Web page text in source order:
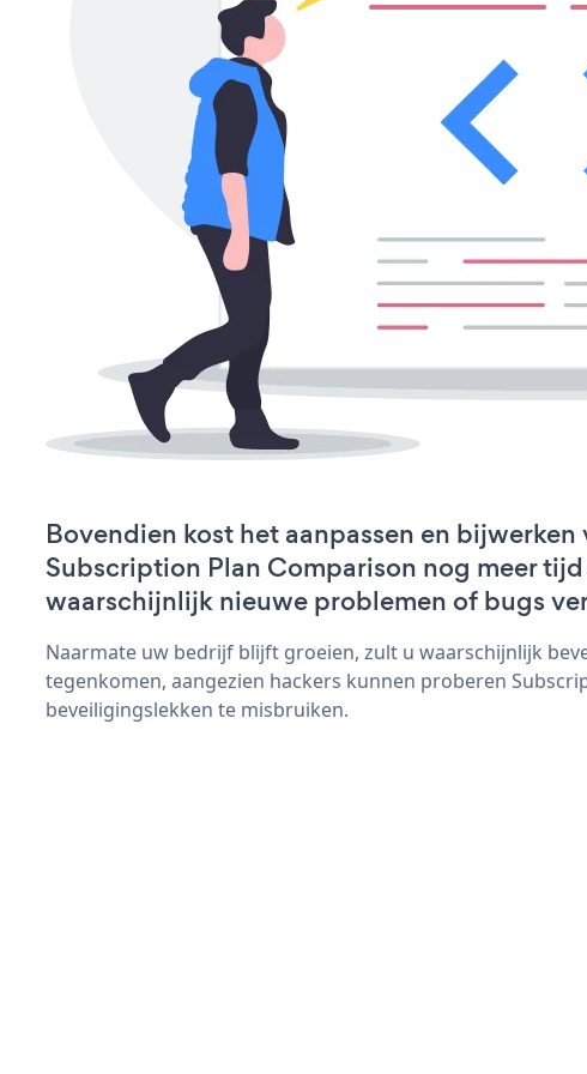
Bovendien kost het aanpassen en bijwerken
Subscription Plan Comparison nog meer
waarschijnlijk nieuwe problemen of bugs
Naarmate uw bedrijf blijft groeien, zult u waarschijnlijk
tegenkomen, aangezien hackers kunnen proberen
beveiligingslekken te misbruiken.